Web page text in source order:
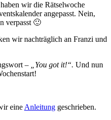
wir die Rätselwoche
angepasst. Nein,
verpasst 🙂
wir nachträglich an Franzi und
– „You got it!“. Und nun
eineAnleitung geschrieben.